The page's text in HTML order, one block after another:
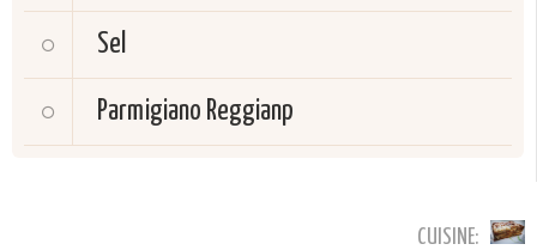
Sel
Parmigiano Reggianp
CUISINE: